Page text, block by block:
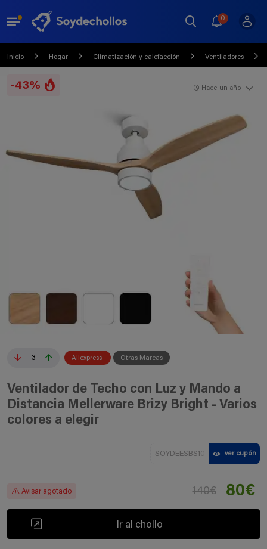
0
Inicio Hogar Climatización y calefacción Ventiladores
-43%
3 Aliexpress Otras Marcas
Hace un año
Ventilador de Techo con Luz y Mando a
Distancia Mellerware Brizy Bright - Varios
colores a elegir
SOYDEESBS10 ver cupón
Avisar agotado 140€ 80€
Ir al chollo